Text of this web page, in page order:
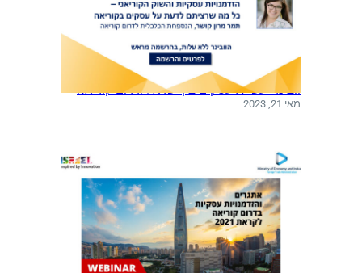
וובינר: עשיית עסקים בין ישראל ודרום קוריאה
מאי 21, 2023